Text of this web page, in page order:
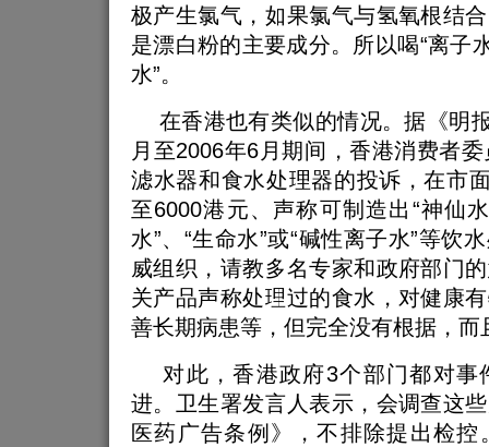
极产生氯气，如果氯气与氢氧根结
是漂白粉的主要成分。所以喝“离子
水”。
在香港也有类似的情况。据《明
月至2006年6月期间，香港消费者
滤水器和食水处理器的投诉，在市
至6000港元、声称可制造出“神仙
水”、“生命水”或“碱性离子水”等饮
威组织，请教多名专家和政府部门
关产品声称处理过的食水，对健康
善长期病患等，但完全没有根据，而
对此，香港政府3个部门都对事
进。卫生署发言人表示，会调查这
医药广告条例》，不排除提出检控